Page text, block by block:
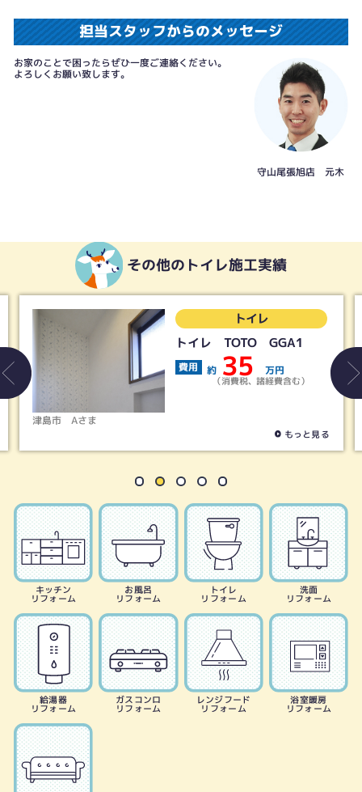
担当スタッフからのメッセージ
お家のことで困ったらぜひ一度ご連絡ください。
よろしくお願い致します。
守山尾張旭店 元木
その他のトイレ施工実績
津島市 Aさま
トイレ
トイレ TOTO GGA1
費用 約 35 万円
（消費税、諸経費含む）
もっと見る
キッチン
リフォーム
お風呂
リフォーム
トイレ
リフォーム
洗面
リフォーム
給湯器
リフォーム
ガスコンロ
リフォーム
レンジフード
リフォーム
浴室暖房
リフォーム